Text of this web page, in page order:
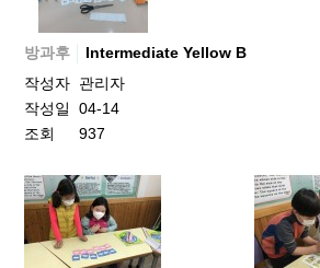
방과후
Intermediate Yellow B
작성자 관리자
작성일
04-14
조회
937